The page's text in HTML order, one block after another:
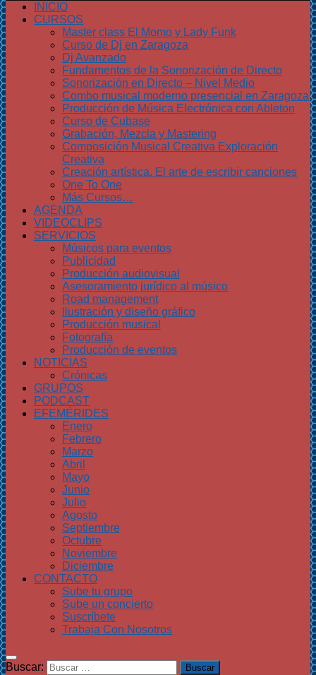
INICIO
CURSOS
Master class El Momo y Lady Funk
Curso de Dj en Zaragoza
Dj Avanzado
Fundamentos de la Sonorización de Directo
Sonorización en Directo – Nivel Medio
Combo musical moderno presencial en Zaragoza
Producción de Música Electrónica con Ableton
Curso de Cubase
Grabación, Mezcla y Mastering
Composición Musical Creativa Exploración
Creativa
Creación artística. El arte de escribir canciones
One To One
Más Cursos…
AGENDA
VIDEOCLIPS
SERVICIOS
Músicos para eventos
Publicidad
Producción audiovisual
Asesoramiento jurídico al músico
Road management
Ilustración y diseño gráfico
Producción musical
Fotografía
Producción de eventos
NOTICIAS
Crónicas
GRUPOS
PODCAST
EFEMÉRIDES
Enero
Febrero
Marzo
Abril
Mayo
Junio
Julio
Agosto
Septiembre
Octubre
Noviembre
Diciembre
CONTACTO
Sube tu grupo
Sube un concierto
Suscríbete
Trabaja Con Nosotros
Buscar: